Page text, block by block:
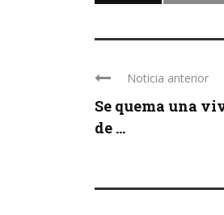
Noticia anterior
Se quema una
de ...